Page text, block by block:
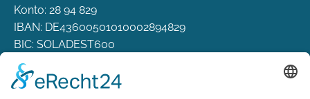
Konto: 28 94 829
IBAN: DE43600501010002894829
BIC: SOLADEST600
Rechtliches